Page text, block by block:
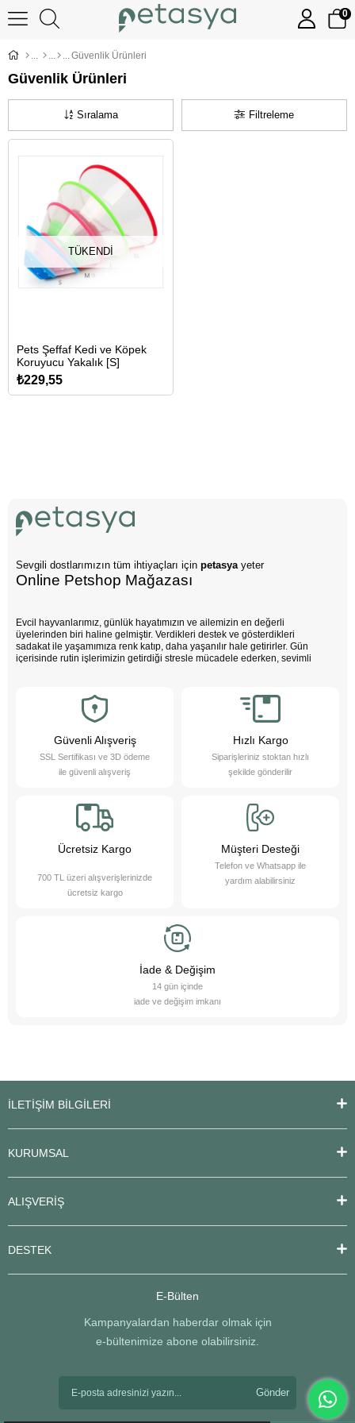
0
Güvenlik Ürünleri
Güvenlik Ürünleri
Filtreleme
Sıralama
TÜKENDI
Pets Şeffaf Kedi ve Köpek
Koruyucu Yakalık [S]
₺229,55
Sevgili dostlarımızın tüm ihtiyaçları için petasya yeter
Online Petshop Mağazası
Evcil hayvanlarımız, günlük hayatımızın ve ailemizin en değerli
üyelerinden biri haline gelmiştir. Verdikleri destek ve gösterdikleri
sadakat ile yaşamımıza renk katıp, daha yaşanılır hale getirirler. Gün
içerisinde rutin işlerimizin getirdiği stresle mücadele ederken, sevimli
ve duygusal açıdan güçlü bireyler olurlar.
Evcil hayvanlarımız sayesinde daha sağlıklı bir yaşam süreriz; düzenli
egzersiz yapmamızı teşvik eder ve hayatımızı daha düzenli hale
getirmemize yardımcı olurlar. Bu sevimli dostlarımızı yakından tanımak
Pet Asya Online Petshop olarak, evcil hayvanlarımızın bize sağladığı bu
değerli katkıların farkındayız ve onlara en iyi şekilde hizmet etmek için
bakım ürünleri sunarak destek oluyoruz. Online petshop olarak, evcil
hayvanlarınıza gerekli olan her türlü ürün ve hizmeti hassasiyetle
sağlamaktan gurur duyuyoruz. Bizimle, sevimli dostlarınızın ihtiyaçlarını
karşılayabilir ve onların yaşam kalitesini artırabilirsiniz.
Güvenli Alışveriş
SSL Sertifikası ve 3D ödeme
ile güvenli alışveriş
Hızlı Kargo
Siparişleriniz stoktan hızlı
şekilde gönderilir
Ücretsiz Kargo
700 TL üzeri alışverişlerinizde
ücretsiz kargo
Müşteri Desteği
Telefon ve Whatsapp ile
yardım alabilirsiniz
İade & Değişim
14 gün içinde
iade ve değişim imkanı
İLETİŞİM BİLGİLERİ
KURUMSAL
ALIŞVERİŞ
DESTEK
E-Bülten
Kampanyalardan haberdar olmak için
e-bültenimize abone olabilirsiniz.
Gönder